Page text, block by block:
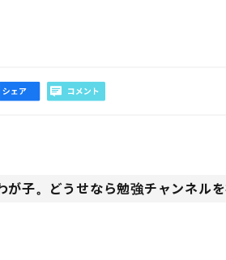
子。どうせなら勉強チャンネル